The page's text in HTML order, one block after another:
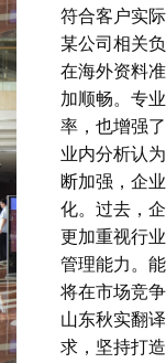
符合客户实际
某公司相关
在海外资料
加顺畅。专
率，也增强
业内分析认
断加强，企
化。过去，
更加重视行
管理能力。
将在市场竞
山东秋实翻
求，坚持打